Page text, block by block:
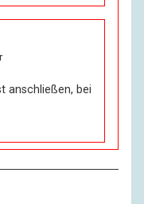
anschließen, bei